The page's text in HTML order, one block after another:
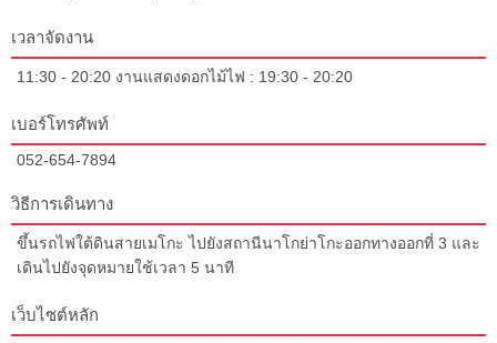
เวลาจัดงาน
11:30 - 20:20 งานแสดงดอกไม้ไฟ : 19:30 - 20:20
เบอร์โทรศัพท์
052-654-7894
วิธีการเดินทาง
ขึ้นรถไฟใต้ดินสายเมโกะ ไปยังสถานีนาโกย่าโกะออกทางออกที่ 3 และ
เดินไปยังจุดหมายใช้เวลา 5 นาที
เว็บไซต์หลัก